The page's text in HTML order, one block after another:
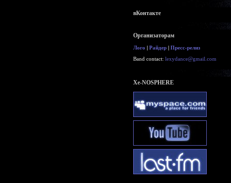
вКонтакте
Организаторам
Лого | Райдер | Пресс-релиз
Band contact: lexydance@gmail.com
Xe-NOSPHERE